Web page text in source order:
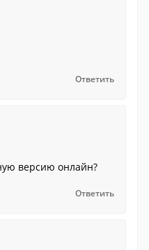
Ответить
версию онлайн?
Ответить